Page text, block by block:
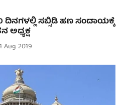
ದಿನಗಳಲ್ಲಿ ಸಬ್ಸಿಡಿ ಹಣ ಸಂದಾಯಕ್ಕೆ
ಅಧ್ಯಕ್ಷ
Aug 2019